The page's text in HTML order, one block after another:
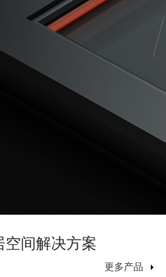
间解决方案
更多产品